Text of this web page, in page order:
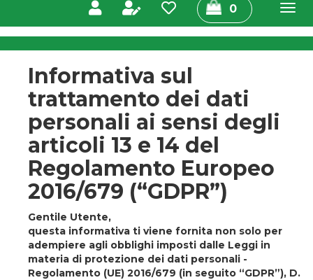
0prodotti
inseriti
Informativa sul
trattamento dei dati
personali ai sensi degli
articoli 13 e 14 del
Regolamento Europeo
2016/679 (“GDPR”)
Gentile Utente,
questa informativa ti viene fornita non solo per
adempiere agli obblighi imposti dalle Leggi in
materia di protezione dei dati personali -
Regolamento (UE) 2016/679 (in seguito “GDPR”), D.